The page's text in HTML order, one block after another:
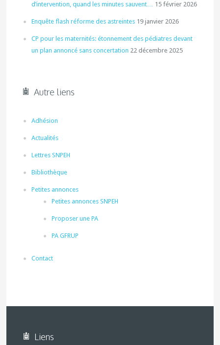
d’intervention, quand les minutes sauvent… 15 février 2026
Enquête flash réforme des astreintes 19 janvier 2026
CP pour les maternités: étonnement des pédiatres devant
un plan annoncé sans concertation 22 décembre 2025
Autre liens
Adhésion
Actualités
Lettres SNPEH
Bibliothèque
Petites annonces
Petites annonces SNPEH
Proposer une PA
PA GFRUP
Contact
Liens